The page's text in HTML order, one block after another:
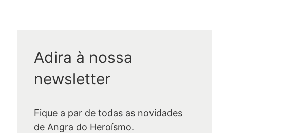
Adira à nossa
newsletter
Fique a par de todas as novidades
de Angra do Heroísmo.